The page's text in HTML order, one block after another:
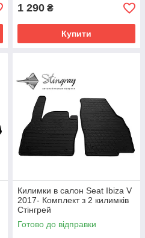
1 290 ₴
Купити
Килимки в салон Seat Ibiza V
2017- Комплект з 2 килимків
Стінгрей
Готово до відправки